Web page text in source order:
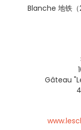
Blanche 地铁（
Gâteau